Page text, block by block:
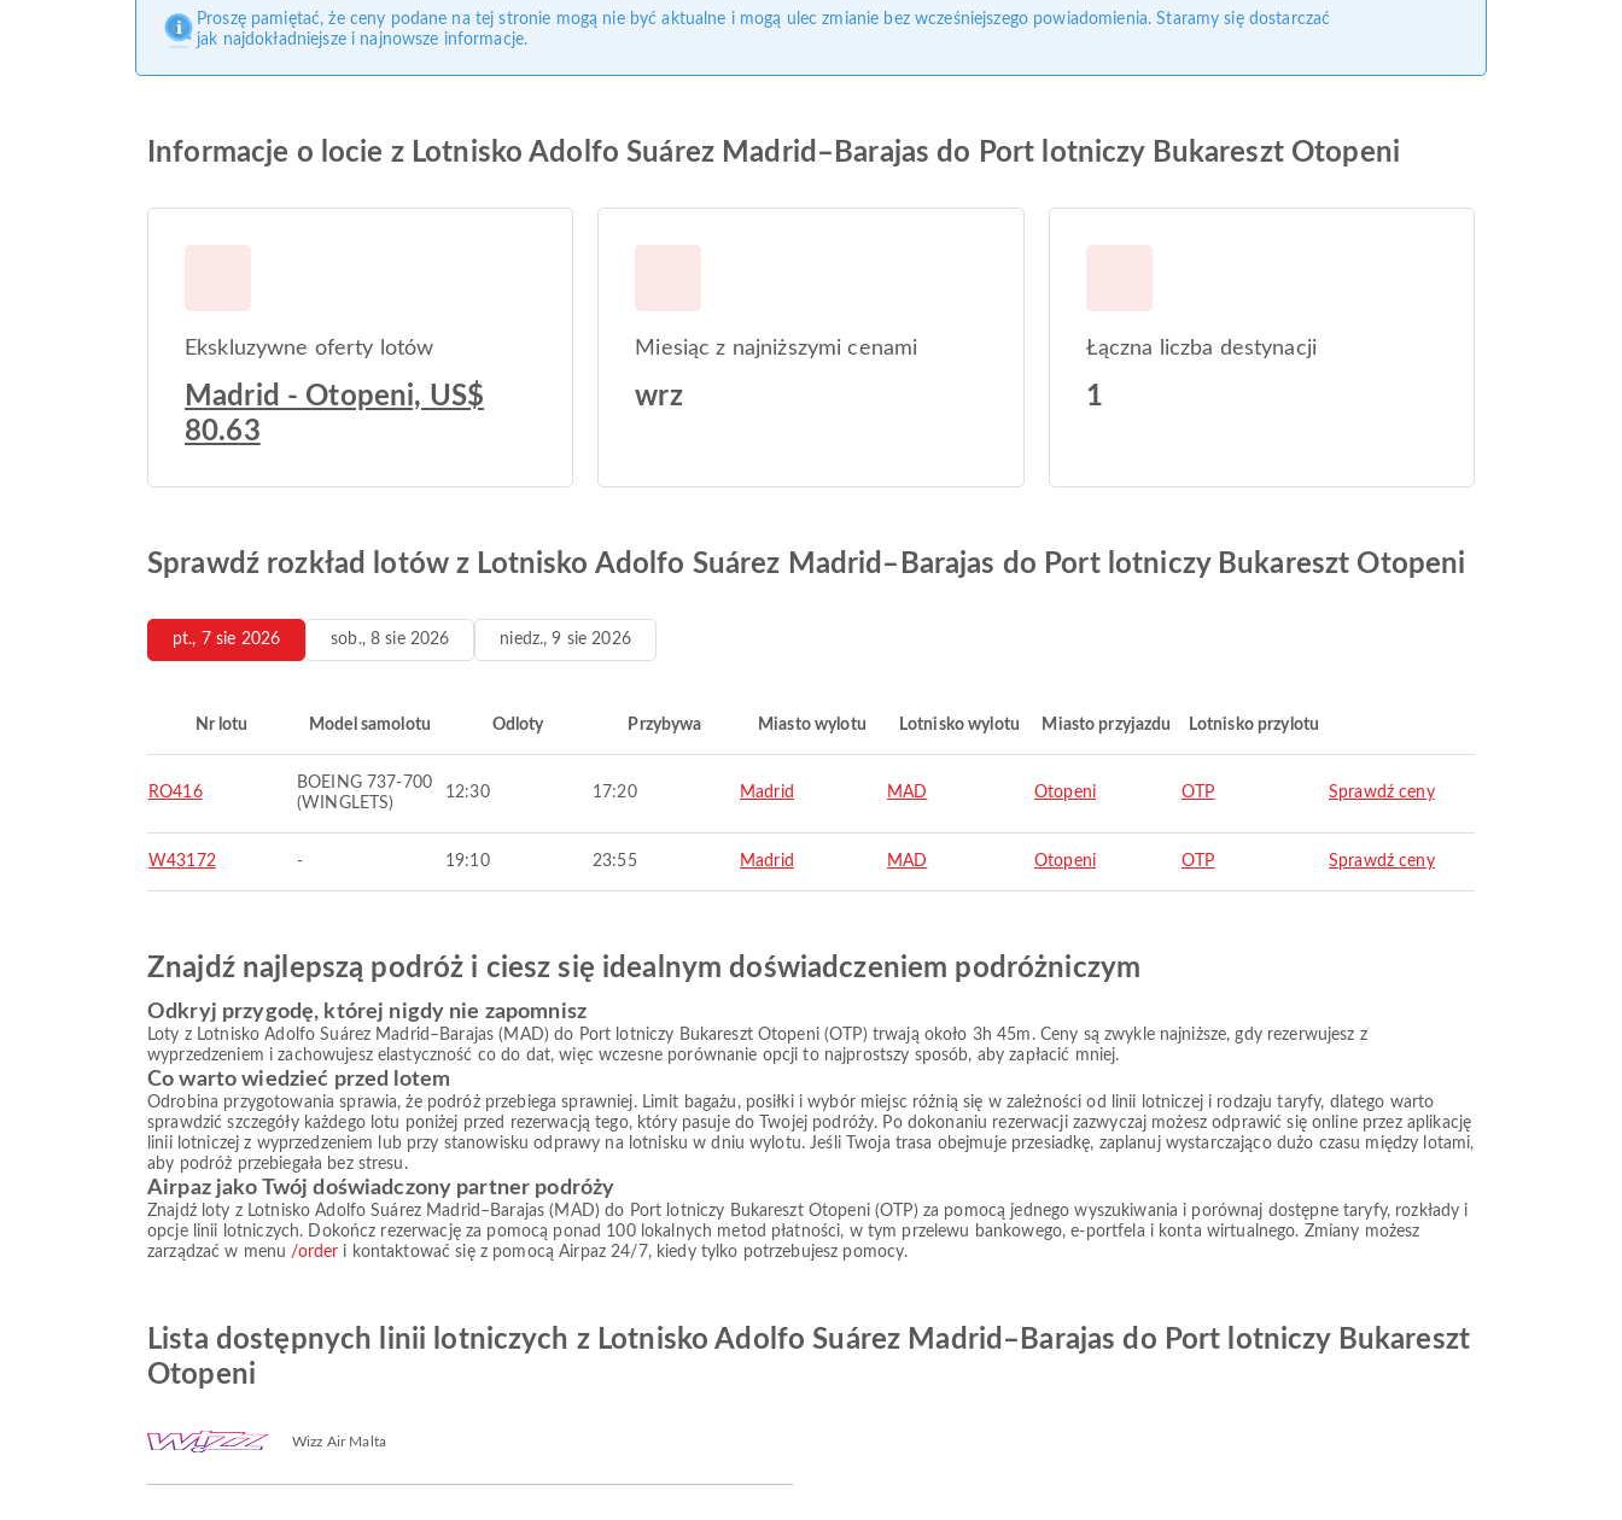
Proszę pamiętać, że ceny podane na tej stronie mogą nie być aktualne i mogą ulec zmianie bez wcześniejszego powiadomienia. Staramy się dostarczać
jak najdokładniejsze i najnowsze informacje.
Informacje o locie z Lotnisko Adolfo Suárez Madrid–Barajas do Port lotniczy Bukareszt Otopeni
Ekskluzywne oferty lotów
Madrid - Otopeni, US$
80.63
Miesiąc z najniższymi cenami
wrz
Łączna liczba destynacji
1
Sprawdź rozkład lotów z Lotnisko Adolfo Suárez Madrid–Barajas do Port lotniczy Bukareszt Otopeni
pt., 7 sie 2026 sob., 8 sie 2026 niedz., 9 sie 2026
Nr lotu Model samolotu Odloty Przybywa Miasto wylotu Lotnisko wylotu Miasto przyjazdu Lotnisko przylotu
RO416
BOEING 737-700
(WINGLETS)
12:30 17:20 Madrid MAD Otopeni OTP Sprawdź ceny
W43172 - 19:10 23:55 Madrid MAD Otopeni OTP Sprawdź ceny
Znajdź najlepszą podróż i ciesz się idealnym doświadczeniem podróżniczym
Odkryj przygodę, której nigdy nie zapomnisz
Loty z Lotnisko Adolfo Suárez Madrid–Barajas (MAD) do Port lotniczy Bukareszt Otopeni (OTP) trwają około 3h 45m. Ceny są zwykle najniższe, gdy rezerwujesz z
wyprzedzeniem i zachowujesz elastyczność co do dat, więc wczesne porównanie opcji to najprostszy sposób, aby zapłacić mniej.
Co warto wiedzieć przed lotem
Odrobina przygotowania sprawia, że podróż przebiega sprawniej. Limit bagażu, posiłki i wybór miejsc różnią się w zależności od linii lotniczej i rodzaju taryfy, dlatego warto
sprawdzić szczegóły każdego lotu poniżej przed rezerwacją tego, który pasuje do Twojej podróży. Po dokonaniu rezerwacji zazwyczaj możesz odprawić się online przez aplikację
linii lotniczej z wyprzedzeniem lub przy stanowisku odprawy na lotnisku w dniu wylotu. Jeśli Twoja trasa obejmuje przesiadkę, zaplanuj wystarczająco dużo czasu między lotami,
aby podróż przebiegała bez stresu.
Airpaz jako Twój doświadczony partner podróży
Znajdź loty z Lotnisko Adolfo Suárez Madrid–Barajas (MAD) do Port lotniczy Bukareszt Otopeni (OTP) za pomocą jednego wyszukiwania i porównaj dostępne taryfy, rozkłady i
opcje linii lotniczych. Dokończ rezerwację za pomocą ponad 100 lokalnych metod płatności, w tym przelewu bankowego, e-portfela i konta wirtualnego. Zmiany możesz
zarządzać w menu /order i kontaktować się z pomocą Airpaz 24/7, kiedy tylko potrzebujesz pomocy.
Lista dostępnych linii lotniczych z Lotnisko Adolfo Suárez Madrid–Barajas do Port lotniczy Bukareszt
Otopeni
Wizz Air Malta